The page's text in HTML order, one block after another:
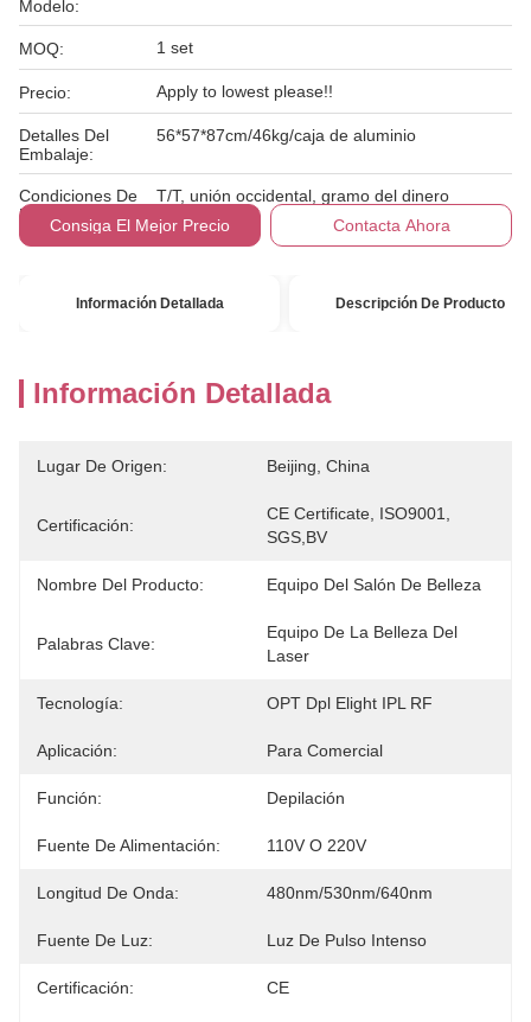
Modelo:
MOQ: 1 set
Precio: Apply to lowest please!!
Detalles Del
Embalaje:
56*57*87cm/46kg/caja de aluminio
Condiciones De
Pago:
T/T, unión occidental, gramo del dinero
Consiga El Mejor Precio
Contacta Ahora
Información Detallada Descripción De Producto
Información Detallada
Lugar De Origen: Beijing, China
Certificación:
CE Certificate, ISO9001,
SGS,BV
Nombre Del Producto: Equipo Del Salón De Belleza
Palabras Clave:
Equipo De La Belleza Del
Laser
Tecnología: OPT Dpl Elight IPL RF
Aplicación: Para Comercial
Función: Depilación
Fuente De Alimentación: 110V O 220V
Longitud De Onda: 480nm/530nm/640nm
Fuente De Luz: Luz De Pulso Intenso
Certificación: CE